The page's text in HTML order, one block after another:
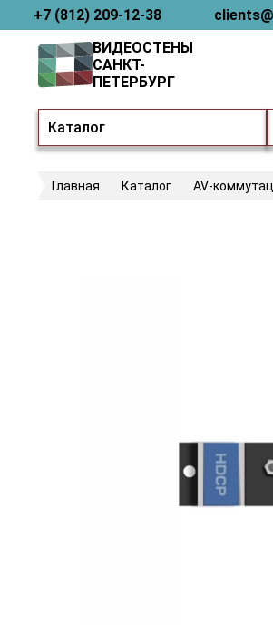
+7 (812) 209-12-38
Каталог
ВИДЕОСТЕНЫ
САНКТ-
ПЕТЕРБУРГ
Главная Каталог AV-